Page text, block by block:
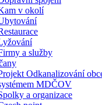
v okolí
a služby
Odkanalizování
MDČOV
a organizace